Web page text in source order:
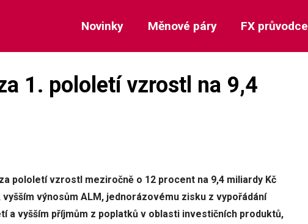
Novinky Měnové páry FX průvodce
1. pololetí vzrostl na 9,4
pololetí vzrostl meziročně o 12 procent na 9,4 miliardy Kč
výnosům ALM, jednorázovému zisku z vypořádání
a vyšším příjmům z poplatků v oblasti investičních produktů,